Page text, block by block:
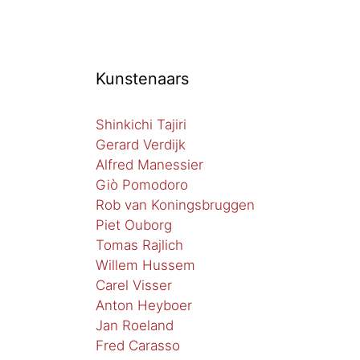
Kunstenaars
Shinkichi Tajiri
Gerard Verdijk
Alfred Manessier
Giò Pomodoro
Rob van Koningsbruggen
Piet Ouborg
Tomas Rajlich
Willem Hussem
Carel Visser
Anton Heyboer
Jan Roeland
Fred Carasso